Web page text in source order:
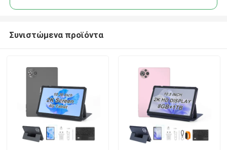
Συνιστώμενα προϊόντα